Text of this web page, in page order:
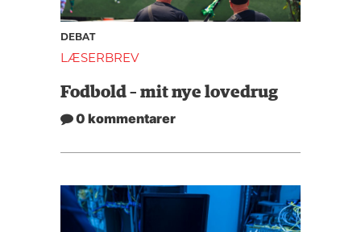
DEBAT
LÆSERBREV
Fodbold – mit nye lovedrug
0 kommentarer